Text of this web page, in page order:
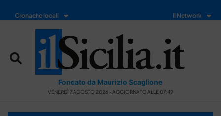
Cronache locali Il Network
Fondato da Maurizio Scaglione
VENERDÌ 7 AGOSTO 2026 - AGGIORNATO ALLE 07:49